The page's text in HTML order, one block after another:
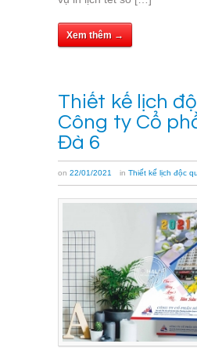
Xem thêm →
Thiết kế lịch
Công ty Cổ
Đà 6
on 22/01/2021 in Thiết kế lịch độc